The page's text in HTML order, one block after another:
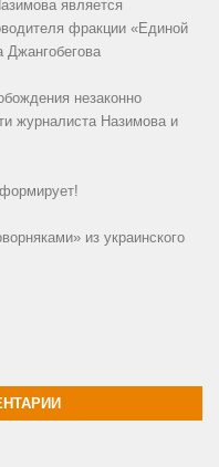
является
фракции «Единой
незаконно
журналиста Назимова и
из украинского